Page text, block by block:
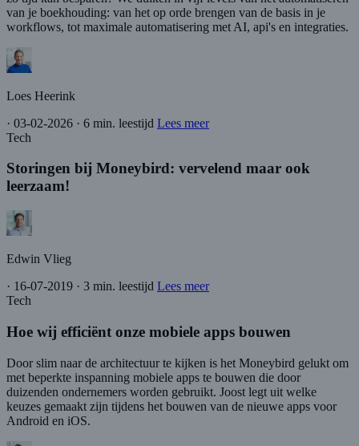
van je boekhouding: van het op orde brengen van de basis in je
workflows, tot maximale automatisering met AI, api's en integraties.
Loes Heerink
· 03-02-2026 · 6 min. leestijd Lees meer
Tech
Storingen bij Moneybird: vervelend maar ook
leerzaam!
Edwin Vlieg
· 16-07-2019 · 3 min. leestijd Lees meer
Tech
Hoe wij efficiënt onze mobiele apps bouwen
Door slim naar de architectuur te kijken is het Moneybird gelukt om
met beperkte inspanning mobiele apps te bouwen die door
duizenden ondernemers worden gebruikt. Joost legt uit welke
keuzes gemaakt zijn tijdens het bouwen van de nieuwe apps voor
Android en iOS.